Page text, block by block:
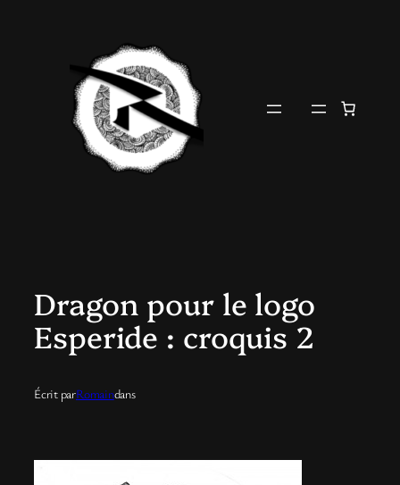
Dragon pour le logo
Esperide : croquis 2
Écrit parRomaindans